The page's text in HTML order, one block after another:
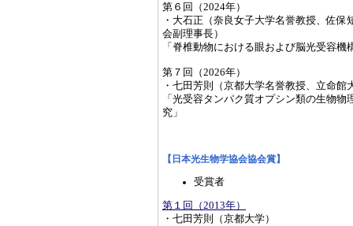
第６回（2024年）
・大石正（奈良女子大学名誉教授、佐
会副理事長）
「脊椎動物における眼および脳光受容機
第７回（2026年）
・七田芳則（京都大学名誉教授、立命
「光受容タンパク質オプシン類の生物
究」
【日本光生物学協会協会賞】
受賞者
第１回（2013年）
・七田芳則（京都大学）